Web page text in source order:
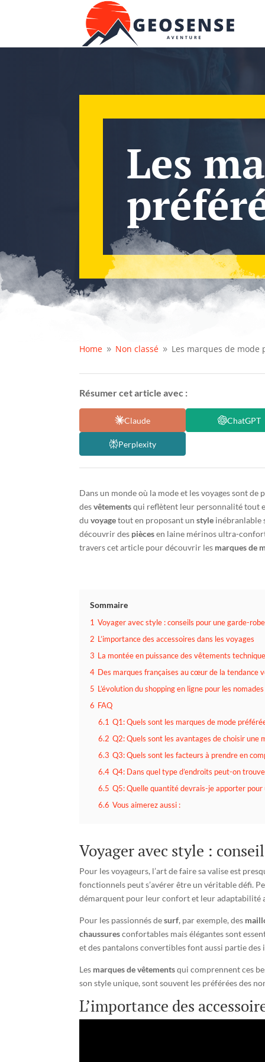
Les
Home 9 Non classé 9 Les marques de mode
Résumer cet article avec :
Claude ChatGPT
Perplexity
Dans un monde où la mode et les voyages sont
desvêtementsqui reflètent leur personnalité tout
duvoyagetout en proposant unstyle inébranlable
découvrir des piècesen laine mérinos ultra-
travers cet article pour découvrir les marques de
Sommaire
1 Voyager avec style : conseils pour une garde-
2 L’importance des accessoires dans les voyages
3 La montée en puissance des vêtements
4 Des marques françaises au cœur de la tendance
5 L’évolution du shopping en ligne pour les nomades
6 FAQ
6.1 Q1: Quels sont les marques de mode
6.2 Q2: Quels sont les avantages de choisir une
6.3 Q3: Quels sont les facteurs à prendre en
6.4 Q4: Dans quel type d’endroits peut-on
6.5 Q5: Quelle quantité devrais-je apporter pour
6.6 Vous aimerez aussi :
Voyager avec style :
Pour les voyageurs, l’art de faire sa valise est
fonctionnels peut s’avérer être un véritable défi.
démarquent pour leur confort et leur adaptabilité
Pour les passionnés desurf, par exemple, des
chaussuresconfortables mais élégantes sont
et des pantalons convertibles font aussi partie
Les marques de vêtementsqui comprennent ces
son style unique, sont souvent les préférées des
L’importance des